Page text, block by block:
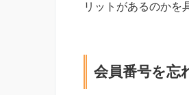
リットがあるのかを
会員番号を忘